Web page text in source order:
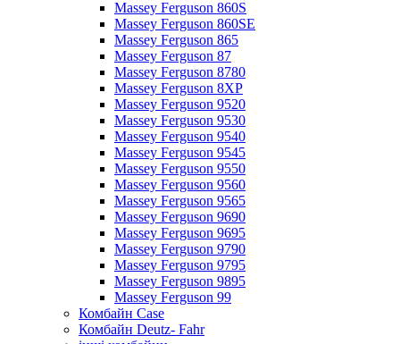
Massey Ferguson 860S
Massey Ferguson 860SE
Massey Ferguson 865
Massey Ferguson 87
Massey Ferguson 8780
Massey Ferguson 8XP
Massey Ferguson 9520
Massey Ferguson 9530
Massey Ferguson 9540
Massey Ferguson 9545
Massey Ferguson 9550
Massey Ferguson 9560
Massey Ferguson 9565
Massey Ferguson 9690
Massey Ferguson 9695
Massey Ferguson 9790
Massey Ferguson 9795
Massey Ferguson 9895
Massey Ferguson 99
Комбайн Case
Комбайн Deutz- Fahr